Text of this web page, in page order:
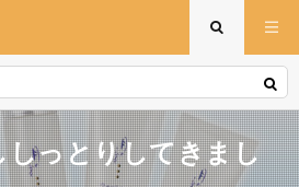
しっとりしてきまし